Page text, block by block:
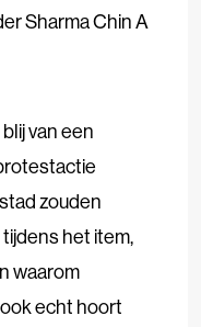
Sharma Chin A
van een
zouden
tijdens het item,
waarom
echt hoort